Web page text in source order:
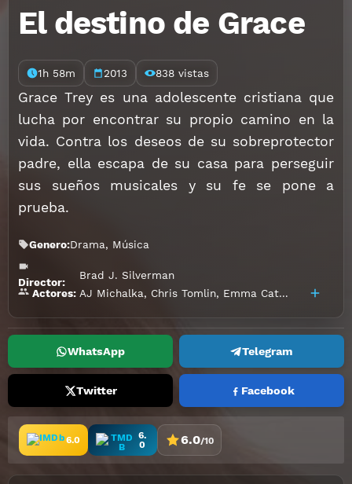
El destino de Grace
1h 58m 2013 838 vistas
Grace Trey es una adolescente cristiana que
lucha por encontrar su propio camino en la
vida. Contra los deseos de su sobreprotector
padre, ella escapa de su casa para perseguir
sus sueños musicales y su fe se pone a
prueba.
Genero:Drama, Música
Director:
Brad J. Silverman
Actores: AJ Michalka, Chris Tomlin, Emma Catherwood
WhatsApp Telegram
Twitter Facebook
6.0
6.
0
6.0/10